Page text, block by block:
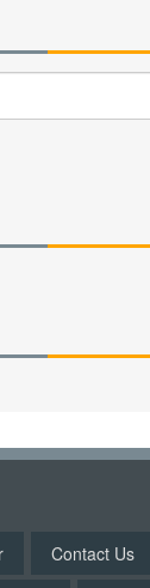
Contact Us